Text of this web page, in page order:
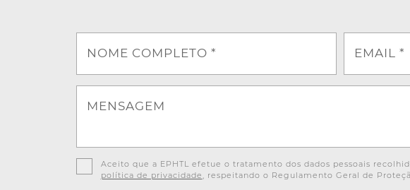
NOME COMPLETO * EMAIL *
MENSAGEM
Aceito que a EPHTL efetue o tratamento dos dados pessoais
política de privacidade , respeitando o Regulamento Geral de